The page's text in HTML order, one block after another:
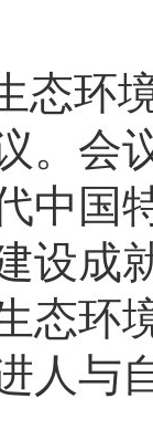
态环
。会
中国
设成
态环
人与